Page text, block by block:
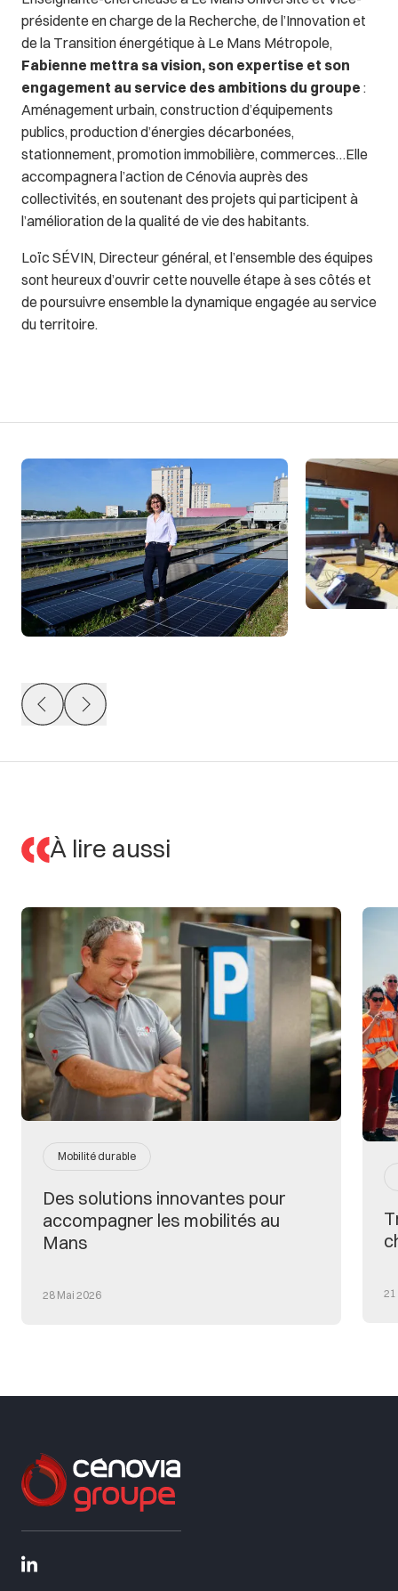
présidente en charge de la Recherche, de l’Innovation et
de la Transition énergétique à Le Mans Métropole,
Fabienne mettra sa vision, son expertise et son
engagement au service des ambitions du groupe :
Aménagement urbain, construction d’équipements
publics, production d’énergies décarbonées,
stationnement, promotion immobilière, commerces…Elle
accompagnera l’action de Cénovia auprès des
collectivités, en soutenant des projets qui participent à
l’amélioration de la qualité de vie des habitants.
Loïc SÉVIN, Directeur général, et l’ensemble des équipes
sont heureux d’ouvrir cette nouvelle étape à ses côtés et
de poursuivre ensemble la dynamique engagée au service
du territoire.
À lire aussi
Mobilité durable
Des solutions innovantes pour
accompagner les mobilités au
Mans
28 Mai 2026 21